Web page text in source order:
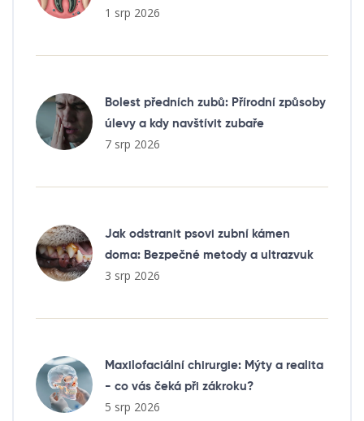
1 srp 2026
Bolest předních zubů: Přírodní způsoby
úlevy a kdy navštívit zubaře
7 srp 2026
Jak odstranit psovi zubní kámen
doma: Bezpečné metody a ultrazvuk
3 srp 2026
Maxilofaciální chirurgie: Mýty a realita
- co vás čeká při zákroku?
5 srp 2026